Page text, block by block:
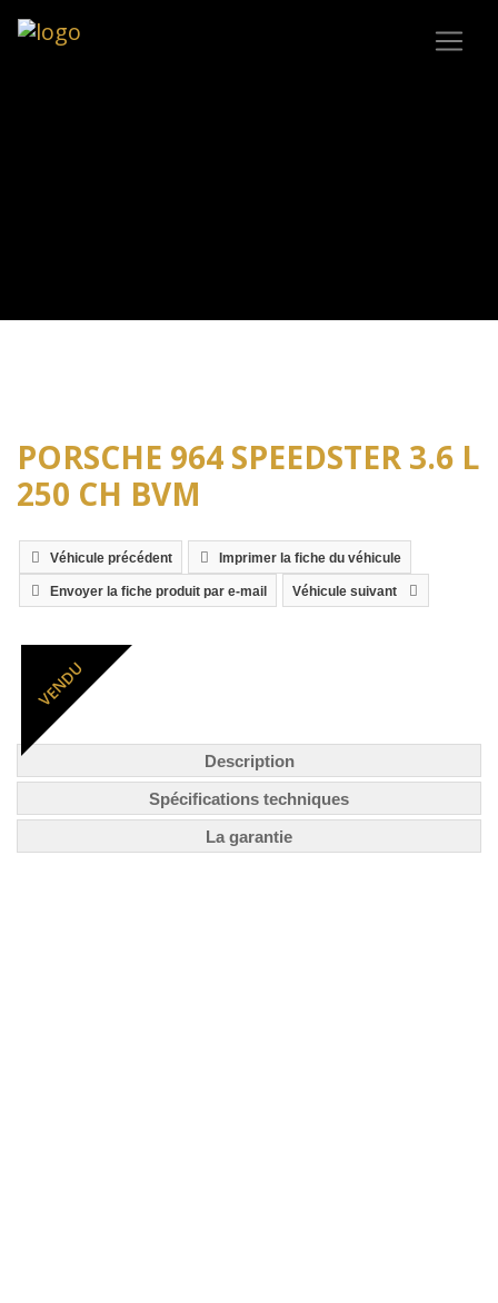
PORSCHE 964 SPEEDSTER 3.6 L
250 CH BVM
Véhicule précédent Imprimer la fiche du véhicule
Envoyer la fiche produit par e-mail Véhicule suivant
VENDU
Description
Spécifications techniques
La garantie